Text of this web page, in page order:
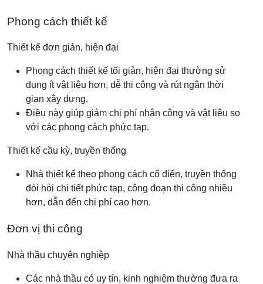
Phong cách thiết kế
Thiết kế đơn giản, hiện đại
Phong cách thiết kế tối giản, hiện đại thường sử
dụng ít vật liệu hơn, dễ thi công và rút ngắn thời
gian xây dựng.
Điều này giúp giảm chi phí nhân công và vật liệu so
với các phong cách phức tạp.
Thiết kế cầu kỳ, truyền thống
Nhà thiết kế theo phong cách cổ điển, truyền thống
đòi hỏi chi tiết phức tạp, công đoạn thi công nhiều
hơn, dẫn đến chi phí cao hơn.
Đơn vị thi công
Nhà thầu chuyên nghiệp
Các nhà thầu có uy tín, kinh nghiệm thường đưa ra